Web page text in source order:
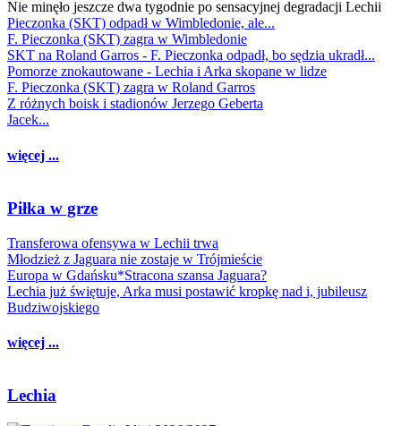
Nie minęło jeszcze dwa tygodnie po sensacyjnej degradacji Lechii
Pieczonka (SKT) odpadł w Wimbledonie, ale...
F. Pieczonka (SKT) zagra w Wimbledonie
SKT na Roland Garros - F. Pieczonka odpadł, bo sędzia ukradł...
Pomorze znokautowane - Lechia i Arka skopane w lidze
F. Pieczonka (SKT) zagra w Roland Garros
Z różnych boisk i stadionów Jerzego Geberta
Jacek...
więcej ...
Piłka w grze
Transferowa ofensywa w Lechii trwa
Młodzież z Jaguara nie zostaje w Trójmieście
Europa w Gdańsku*Stracona szansa Jaguara?
Lechia już świętuje, Arka musi postawić kropkę nad i, jubileusz
Budziwojskiego
więcej ...
Lechia